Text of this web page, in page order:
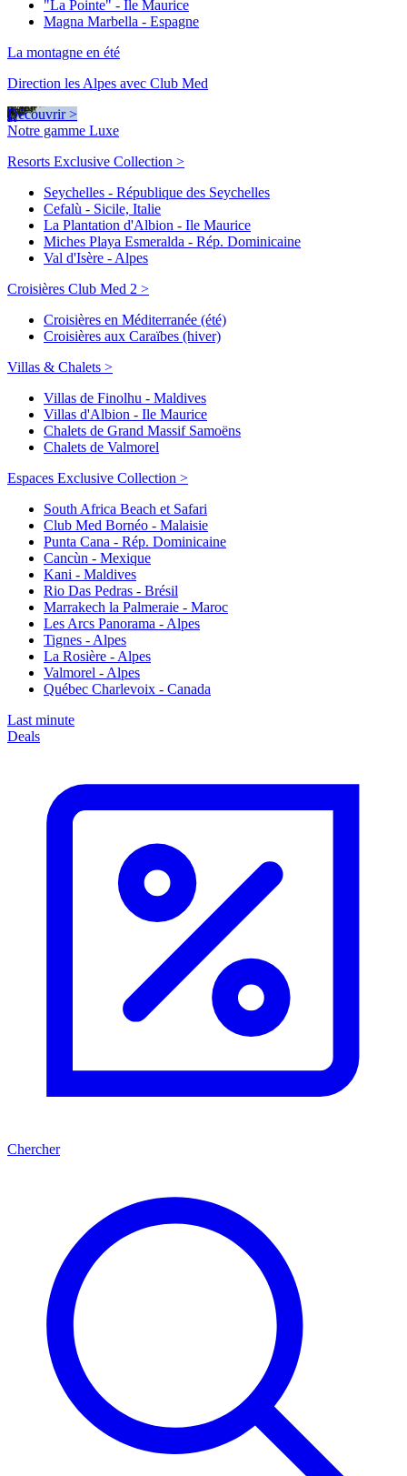
"La Pointe" - Ile Maurice
Magna Marbella - Espagne
La montagne en été
Direction les Alpes avec Club Med
Découvrir >
Notre gamme Luxe
Resorts Exclusive Collection >
Seychelles - République des Seychelles
Cefalù - Sicile, Italie
La Plantation d'Albion - Ile Maurice
Miches Playa Esmeralda - Rép. Dominicaine
Val d'Isère - Alpes
Croisières Club Med 2 >
Croisières en Méditerranée (été)
Croisières aux Caraïbes (hiver)
Villas & Chalets >
Villas de Finolhu - Maldives
Villas d'Albion - Ile Maurice
Chalets de Grand Massif Samoëns
Chalets de Valmorel
Espaces Exclusive Collection >
South Africa Beach et Safari
Club Med Bornéo - Malaisie
Punta Cana - Rép. Dominicaine
Cancùn - Mexique
Kani - Maldives
Rio Das Pedras - Brésil
Marrakech la Palmeraie - Maroc
Les Arcs Panorama - Alpes
Tignes - Alpes
La Rosière - Alpes
Valmorel - Alpes
Québec Charlevoix - Canada
Last minute
Deals
Chercher